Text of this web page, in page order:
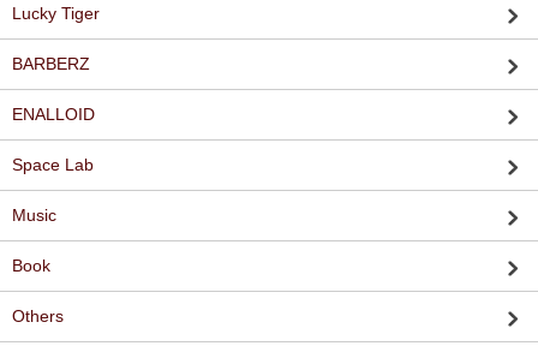
Lucky Tiger
BARBERZ
ENALLOID
Space Lab
Music
Book
Others